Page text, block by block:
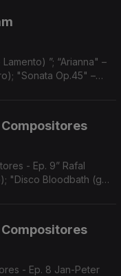
”; “Arianna" –
"Sonata Op.45" –
- Ep. 9” Rafal
"Disco Bloodbath (got
- Ep. 8 Jan-Peter